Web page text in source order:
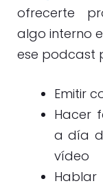
ofrecerte
algo interno
ese podcast
Emitir
Hacer
a día
vídeo